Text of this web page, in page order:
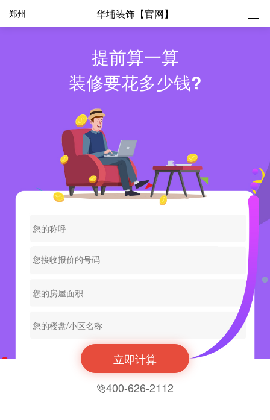
华埔装饰【官网】
郑州
提前算一算
装修要花多少钱?
立即计算
400-626-2112